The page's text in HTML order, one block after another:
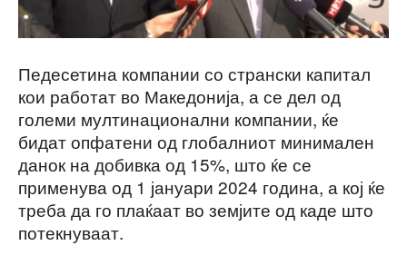
Педесетина компании со странски капитал
кои работат во Македонија, а се дел од
големи мултинационални компании, ќе
бидат опфатени од глобалниот минимален
данок на добивка од 15%, што ќе се
применува од 1 јануари 2024 година, а кој ќе
треба да го плаќаат во земјите од каде што
потекнуваат.